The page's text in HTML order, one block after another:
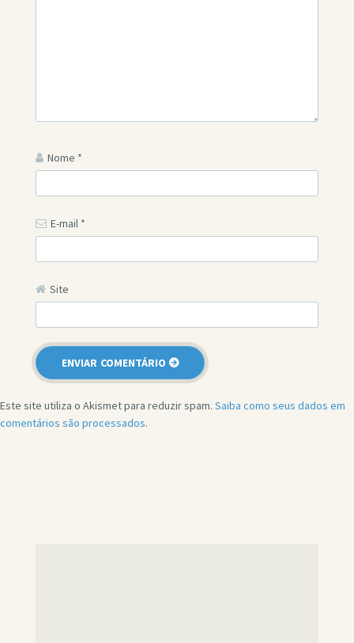
Nome *
E-mail *
Site
Este site utiliza o Akismet para reduzir spam. Saiba como seus dados em
comentários são processados.